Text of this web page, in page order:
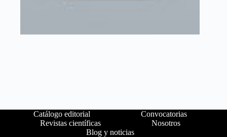
Catálogo editorial
Convocatorias
Revistas científicas
Nosotros
Blog y noticias